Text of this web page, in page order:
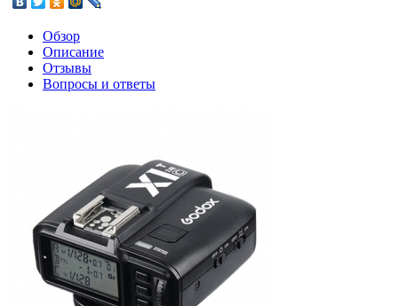
Обзор
Описание
Отзывы
Вопросы и ответы